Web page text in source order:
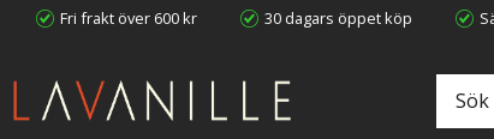
Fri frakt över 600 kr 30 dagars öppet köp